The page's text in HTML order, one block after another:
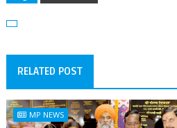
RELATED POST
MP NEWS